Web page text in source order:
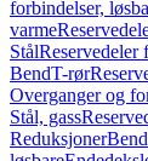
forbindelser,
varme
StålReservedeler
BendT-rør
Overganger og
Stål, gass
ReduksjonerBend